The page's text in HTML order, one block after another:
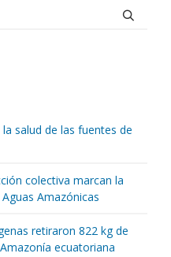
salud de las fuentes de
colectiva marcan la
Amazónicas
retiraron 822 kg de
ecuatoriana